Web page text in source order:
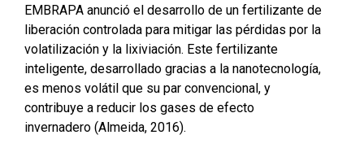
EMBRAPA anunció el desarrollo de un fertilizante de
liberación controlada para mitigar las pérdidas por la
volatilización y la lixiviación. Este fertilizante
inteligente, desarrollado gracias a la nanotecnología,
es menos volátil que su par convencional, y
contribuye a reducir los gases de efecto
invernadero (Almeida, 2016).